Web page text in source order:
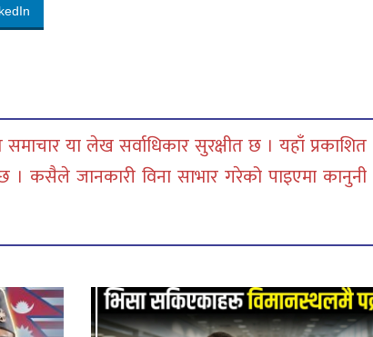
या लेख सर्वाधिकार सुरक्षीत छ । यहाँ प्रकाशित
। कसैले जानकारी विना साभार गरेको पाइएमा कानुनी